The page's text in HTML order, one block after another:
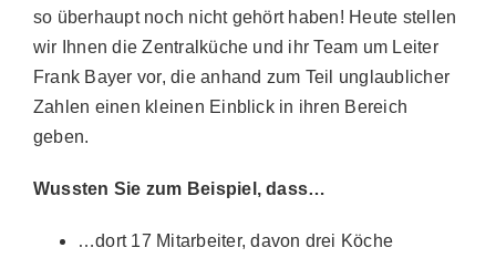
so überhaupt noch nicht gehört haben! Heute stellen
wir Ihnen die Zentralküche und ihr Team um Leiter
Frank Bayer vor, die anhand zum Teil unglaublicher
Zahlen einen kleinen Einblick in ihren Bereich
geben.
Wussten Sie zum Beispiel, dass…
…dort 17 Mitarbeiter, davon drei Köche